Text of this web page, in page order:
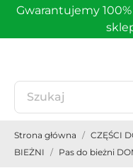
Gwarantujemy
Strona główna CZĘŚCI
BIEŻNI
Pas do bieżni